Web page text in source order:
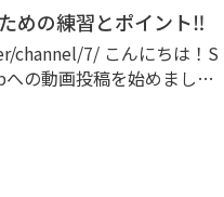
ニングを紹介しています
られるので ぜひ週2〜3回
くついた筋肉を落とさない
緒に頑張りましょう💪 ---
ーボール #ハイキュ
めの練習とポイント‼️
の動画投稿を始めました
していきます👍 私たちの
ッカケになってもらえれ